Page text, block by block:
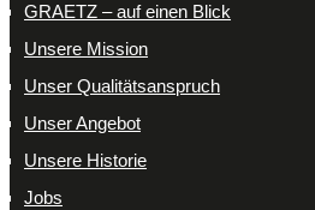
GRAETZ – auf einen Blick
Unsere Mission
Unser Qualitätsanspruch
Unser Angebot
Unsere Historie
Jobs